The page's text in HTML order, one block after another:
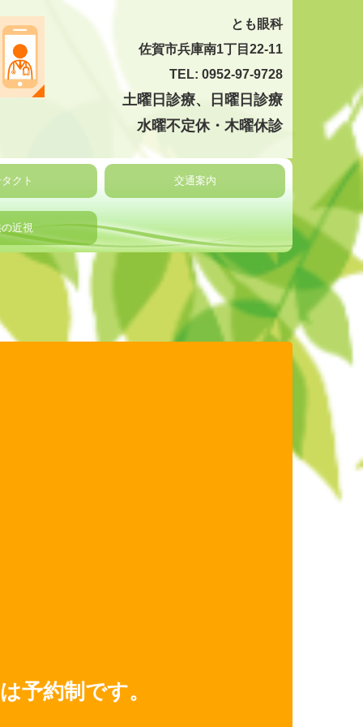
とも眼科
佐賀市兵庫南1丁目22-11
TEL: 0952-97-9728
土曜日診療、
日曜日診療
水曜不定休・木曜休診
クト 交通案内
近視
予約制です。